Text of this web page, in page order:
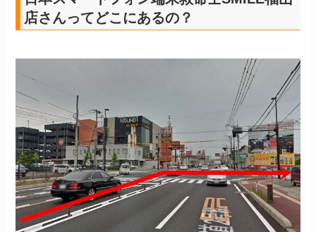
店さんってどこにあるの？